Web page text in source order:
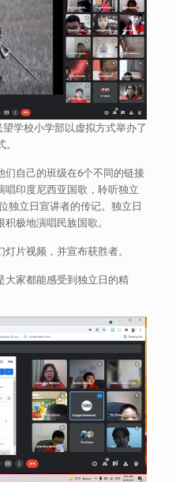
学校小学部以虚拟方式举办了
们自己的班级在6个不同的链接
唱印度尼西亚国歌，聆听独立
独立日宣讲者的传记。独立日
极地演唱民族国歌。
片视频，并宣布获胜者。
大家都能感受到独立日的精